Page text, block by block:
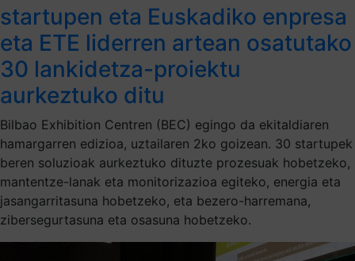
startupen eta Euskadiko enpresa
eta ETE liderren artean osatutako
30 lankidetza-proiektu
aurkeztuko ditu
Bilbao Exhibition Centren (BEC) egingo da ekitaldiaren
hamargarren edizioa, uztailaren 2ko goizean. 30 startupek
beren soluzioak aurkeztuko dituzte prozesuak hobetzeko,
mantentze-lanak eta monitorizazioa egiteko, energia eta
jasangarritasuna hobetzeko, eta bezero-harremana,
zibersegurtasuna eta osasuna hobetzeko.